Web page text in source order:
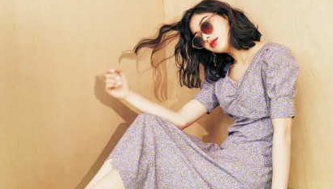
【JJ専属モデルの素顔】ビューテ
ィ大好き！ 松川 星のお気に入り
コスメをCHECK
2025.12.16
BEAUTY
【J’s Picks】J-BOY中田凌多
は“汗と暑さ”に悩める仕事終わり
もスマートに〈ビューティ＆ファ
ッション夏の必需品〉
2026.07.15
BEAUTY
【J’s Picks】J-GIRL早坂萌香の
徹底した日焼けケア！ でも、いち